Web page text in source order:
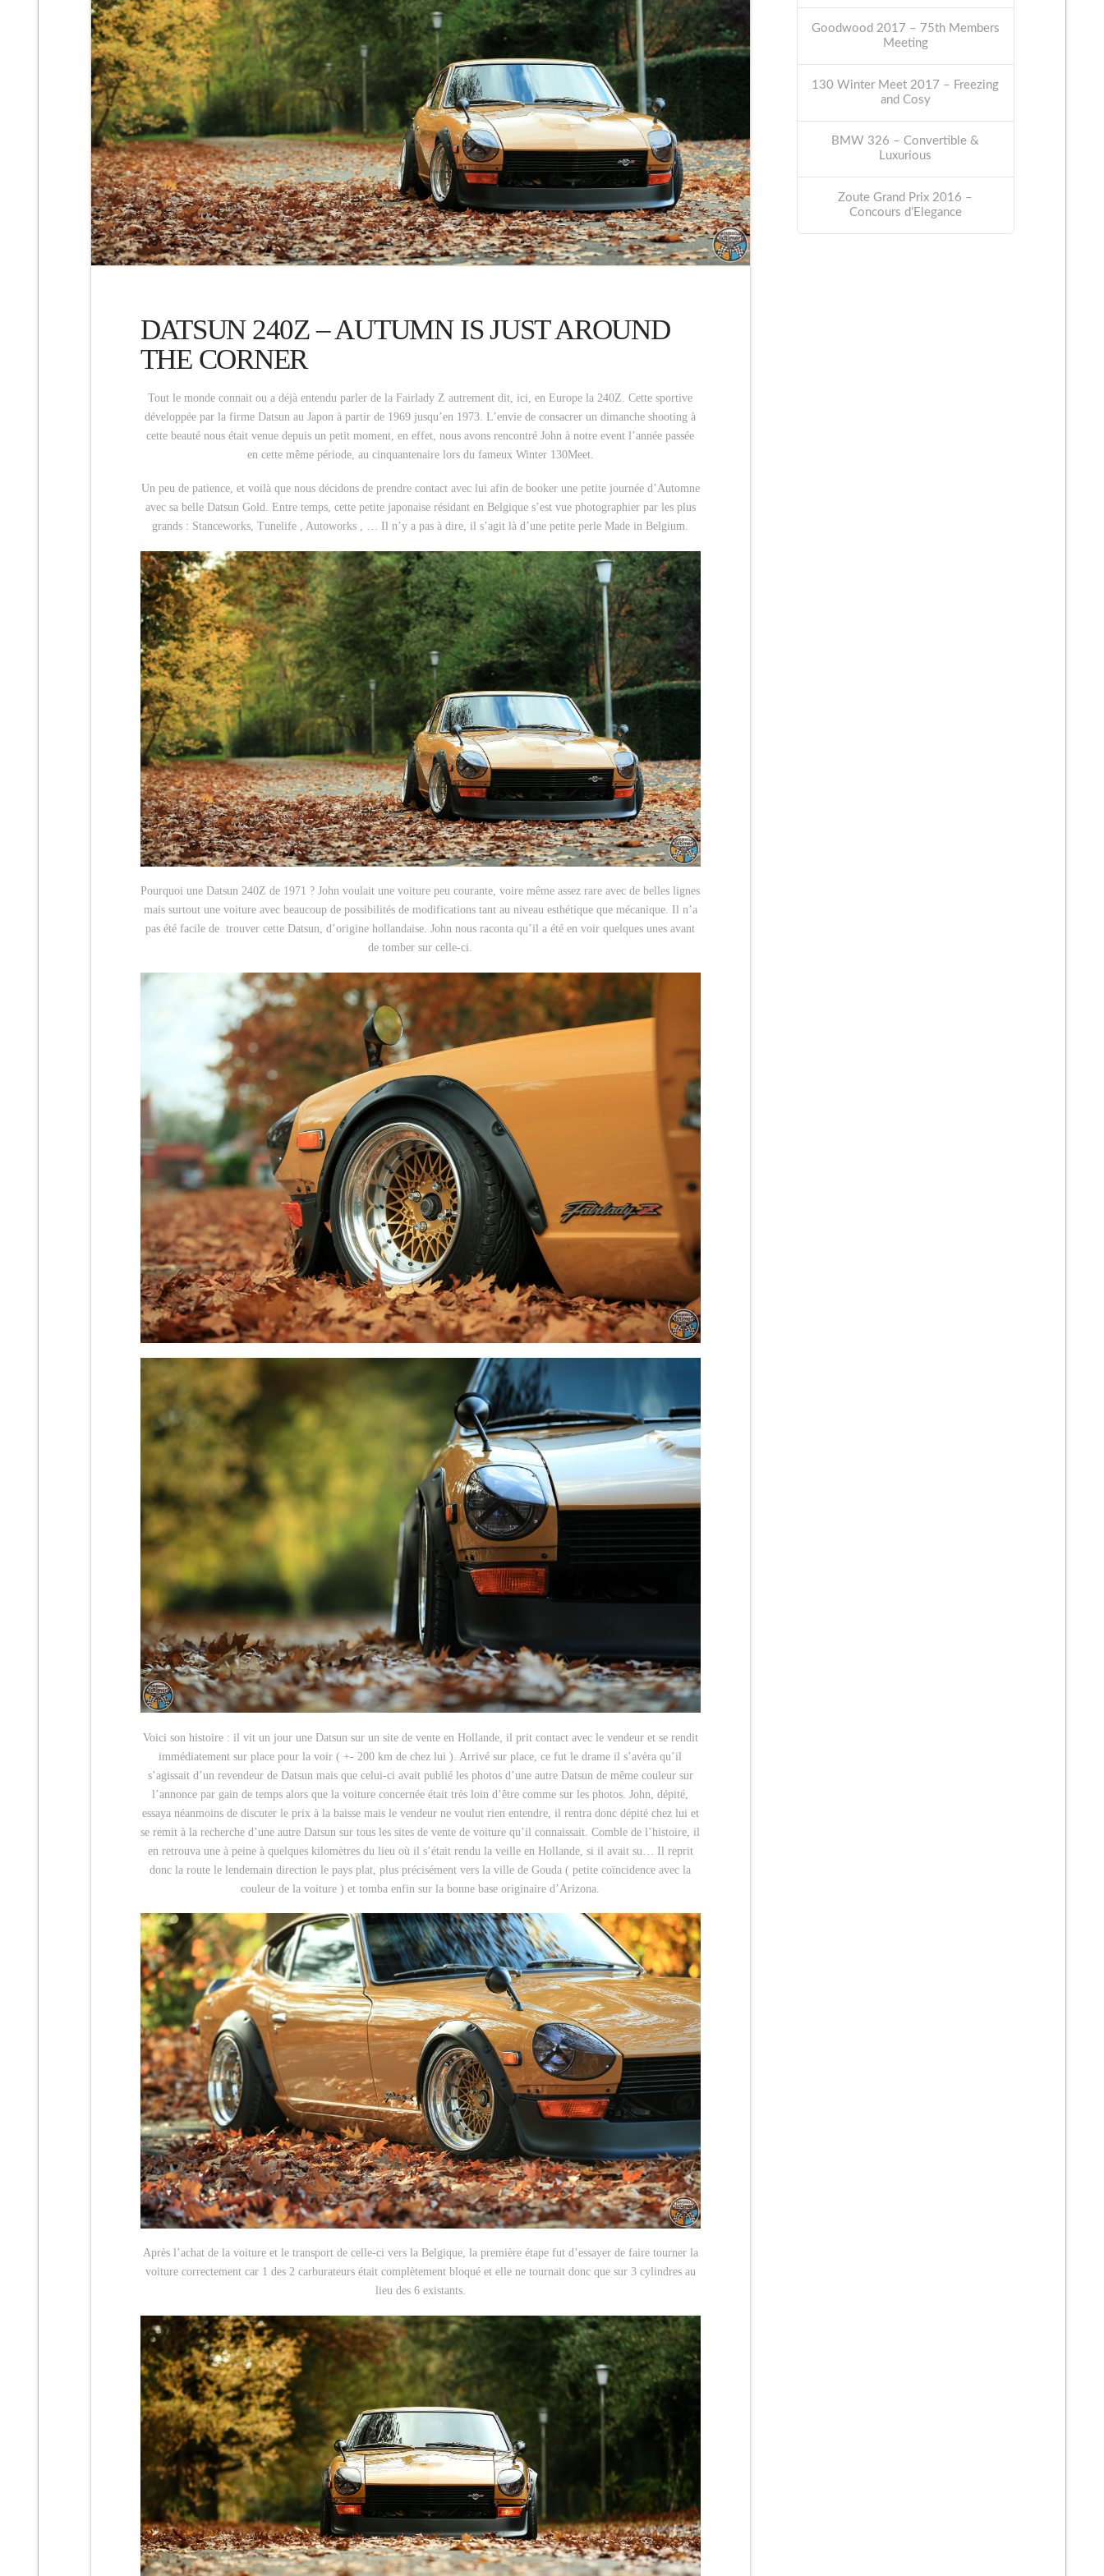
DATSUN 240Z – AUTUMN IS JUST AROUND
THE CORNER
Tout le monde connait ou a déjà entendu parler de la Fairlady Z autrement dit, ici, en Europe la 240Z. Cette sportive
développée par la firme Datsun au Japon à partir de 1969 jusqu’en 1973. L’envie de consacrer un dimanche shooting à
cette beauté nous était venue depuis un petit moment, en effet, nous avons rencontré John à notre event l’année passée
en cette même période, au cinquantenaire lors du fameux Winter 130Meet.
Un peu de patience, et voilà que nous décidons de prendre contact avec lui afin de booker une petite journée d’Automne
avec sa belle Datsun Gold. Entre temps, cette petite japonaise résidant en Belgique s’est vue photographier par les plus
grands : Stanceworks, Tunelife , Autoworks , … Il n’y a pas à dire, il s’agit là d’une petite perle Made in Belgium.
Pourquoi une Datsun 240Z de 1971 ? John voulait une voiture peu courante, voire même assez rare avec de belles lignes
mais surtout une voiture avec beaucoup de possibilités de modifications tant au niveau esthétique que mécanique. Il n’a
pas été facile de trouver cette Datsun, d’origine hollandaise. John nous raconta qu’il a été en voir quelques unes avant
de tomber sur celle-ci.
Voici son histoire : il vit un jour une Datsun sur un site de vente en Hollande, il prit contact avec le vendeur et se rendit
immédiatement sur place pour la voir ( +- 200 km de chez lui ). Arrivé sur place, ce fut le drame il s’avèra qu’il
s’agissait d’un revendeur de Datsun mais que celui-ci avait publié les photos d’une autre Datsun de même couleur sur
l’annonce par gain de temps alors que la voiture concernée était très loin d’être comme sur les photos. John, dépité,
essaya néanmoins de discuter le prix à la baisse mais le vendeur ne voulut rien entendre, il rentra donc dépité chez lui et
se remit à la recherche d’une autre Datsun sur tous les sites de vente de voiture qu’il connaissait. Comble de l’histoire, il
en retrouva une à peine à quelques kilomètres du lieu où il s’était rendu la veille en Hollande, si il avait su… Il reprit
donc la route le lendemain direction le pays plat, plus précisément vers la ville de Gouda ( petite coïncidence avec la
couleur de la voiture ) et tomba enfin sur la bonne base originaire d’Arizona.
Après l’achat de la voiture et le transport de celle-ci vers la Belgique, la première étape fut d’essayer de faire tourner la
voiture correctement car 1 des 2 carburateurs était complètement bloqué et elle ne tournait donc que sur 3 cylindres au
lieu des 6 existants.
Goodwood 2017 – 75th Members
Meeting
130 Winter Meet 2017 – Freezing
and Cosy
BMW 326 – Convertible &
Luxurious
Zoute Grand Prix 2016 –
Concours d’Elegance